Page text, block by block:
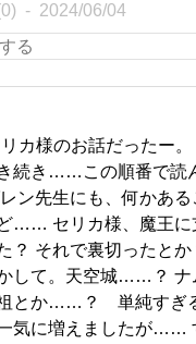
2024/06/04
カ様のお話だったー
続き……この順番で読
ン先生にも、何かある
…… セリカ様、魔王に
？ それで裏切ったと
して。天空城……？ ナ
とか……？ 単純すぎる
気に増えましたが……